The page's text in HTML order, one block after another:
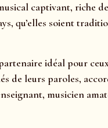
captivant,
qu’elles soient
idéal pour
de leurs paroles,
musicien